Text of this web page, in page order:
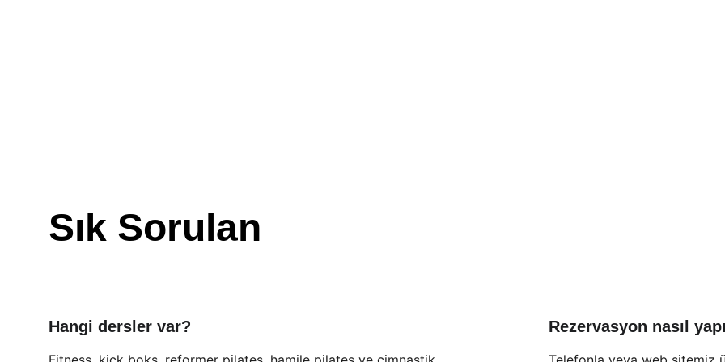
Sık Sorulan
Hangi dersler var? Rezervasyon nasıl